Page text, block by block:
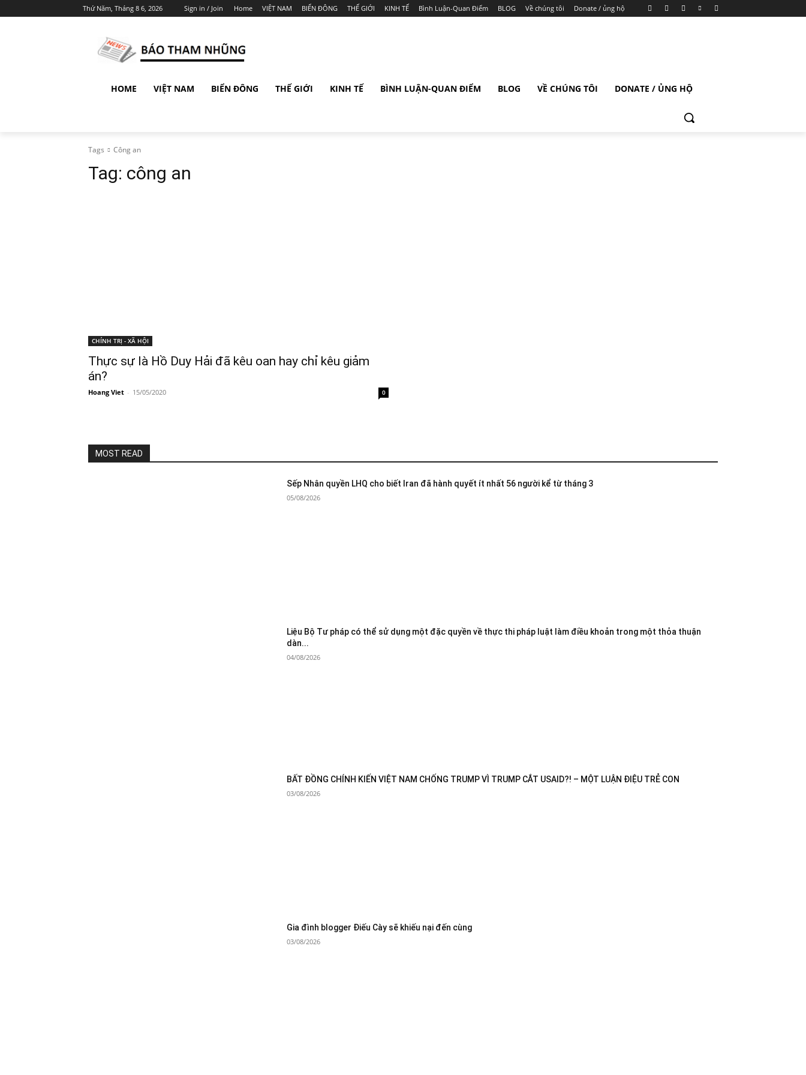
Thứ Năm, Tháng 8 6, 2026 Sign in / Join Home VIỆT NAM BIỂN ĐÔNG THẾ GIỚI KINH TẾ Bình Luận-Quan Điểm BLOG Về chúng tôi Donate / ủng hộ
HOME VIỆT NAM BIỂN ĐÔNG THẾ GIỚI KINH TẾ BÌNH LUẬN-QUAN ĐIỂM BLOG VỀ CHÚNG TÔI DONATE / ỦNG HỘ
Tags Công an
Tag: công an
CHÍNH TRỊ - XÃ HỘI
Thực sự là Hồ Duy Hải đã kêu oan hay chỉ kêu giảm
án?
Hoang Viet - 15/05/2020 0
MOST READ
Sếp Nhân quyền LHQ cho biết Iran đã hành quyết ít nhất 56 người kể từ tháng 3
05/08/2026
Liệu Bộ Tư pháp có thể sử dụng một đặc quyền về thực thi pháp luật làm điều khoản trong một thỏa thuận
dàn...
04/08/2026
BẤT ĐỒNG CHÍNH KIẾN VIỆT NAM CHỐNG TRUMP VÌ TRUMP CẮT USAID?! – MỘT LUẬN ĐIỆU TRẺ CON
03/08/2026
Gia đình blogger Điếu Cày sẽ khiếu nại đến cùng
03/08/2026